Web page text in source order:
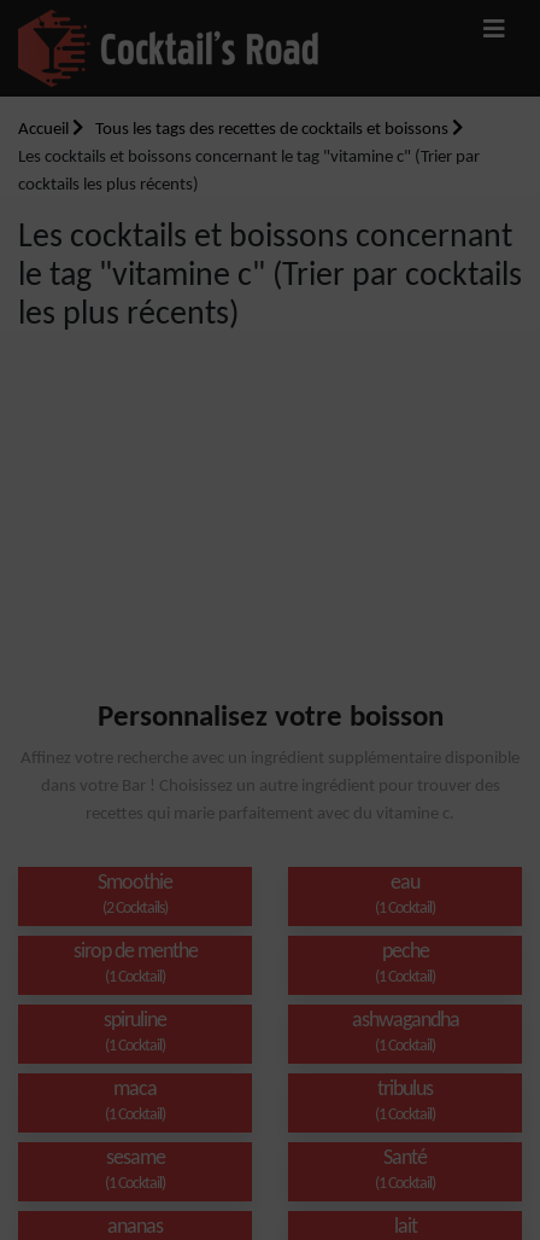
Accueil
Tous les tags des recettes de cocktails et boissons
Les cocktails et boissons concernant le tag "vitamine c" (Trier par
cocktails les plus récents)
Les cocktails et boissons concernant
le tag "vitamine c" (Trier par cocktails
les plus récents)
Personnalisez votre boisson
Affinez votre recherche avec un ingrédient supplémentaire disponible
dans votre Bar ! Choisissez un autre ingrédient pour trouver des
recettes qui marie parfaitement avec du vitamine c.
Smoothie
(2 Cocktails)
eau
(1 Cocktail)
sirop de menthe
(1 Cocktail)
peche
(1 Cocktail)
spiruline
(1 Cocktail)
ashwagandha
(1 Cocktail)
maca
(1 Cocktail)
tribulus
(1 Cocktail)
sesame
(1 Cocktail)
Santé
(1 Cocktail)
ananas lait